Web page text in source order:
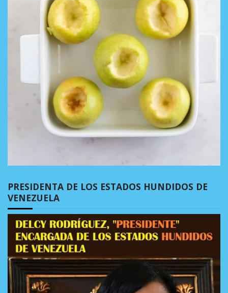
PRESIDENTA DE LOS ESTADOS HUNDIDOS DE
VENEZUELA